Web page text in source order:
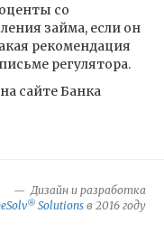
со
займа, если он
рекомендация
регулятора.
сайте Банка
Дизайн и разработка
® Solutions в 2016 году